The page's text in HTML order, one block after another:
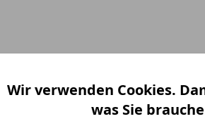
Wir verwenden Cookies.
was Sie